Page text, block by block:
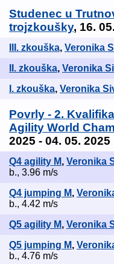
Studenec u
trojzkoušky, 16.
III. zkouška, Veronika
II. zkouška, Veronika
I. zkouška, Veronika
Povrly - 2.
Agility World
2025 - 04. 05. 2025
Q4 agility M, Veronika
b., 3.96 m/s
Q4 jumping M,
b., 4.42 m/s
Q5 agility M, Veronika
Q5 jumping M,
b., 4.76 m/s